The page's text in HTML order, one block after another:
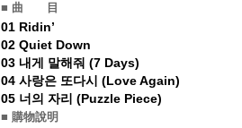
■ 曲 目
01 Ridin’
02 Quiet Down
03 내게 말해줘 (7 Days)
04 사랑은 또다시 (Love Again)
05 너의 자리 (Puzzle Piece)
■ 購物說明